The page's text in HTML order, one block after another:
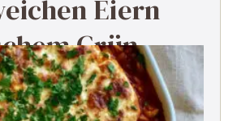
Eiern
Grün